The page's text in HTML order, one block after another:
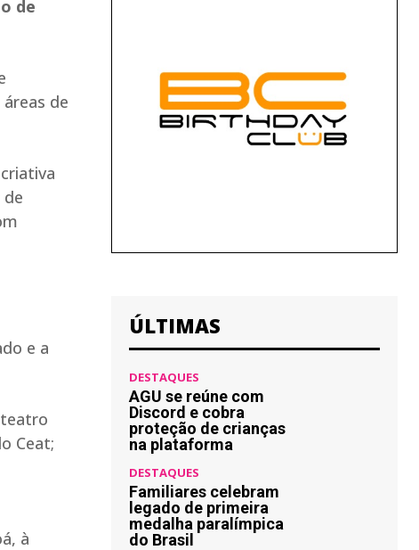
de
de
e a
Ceat;
à
ÚLTIMAS
DESTAQUES
AGU se reúne com
Discord e cobra
proteção de crianças
na plataforma
DESTAQUES
Familiares celebram
legado de primeira
medalha paralímpica
do Brasil